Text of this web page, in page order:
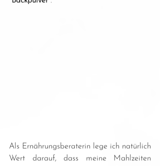
Als Ernährungsberaterin lege ich natürlich
Wert darauf, dass meine Mahlzeiten